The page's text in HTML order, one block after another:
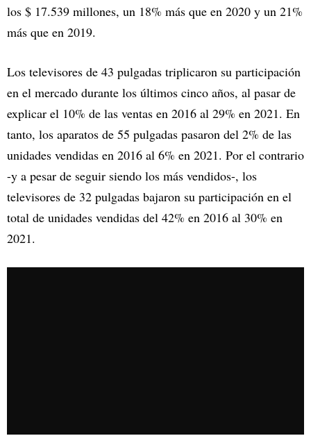
los $ 17.539 millones, un 18% más que en 2020 y un 21%
más que en 2019.
Los televisores de 43 pulgadas triplicaron su participación
en el mercado durante los últimos cinco años, al pasar de
explicar el 10% de las ventas en 2016 al 29% en 2021. En
tanto, los aparatos de 55 pulgadas pasaron del 2% de las
unidades vendidas en 2016 al 6% en 2021. Por el contrario
-y a pesar de seguir siendo los más vendidos-, los
televisores de 32 pulgadas bajaron su participación en el
total de unidades vendidas del 42% en 2016 al 30% en
2021.